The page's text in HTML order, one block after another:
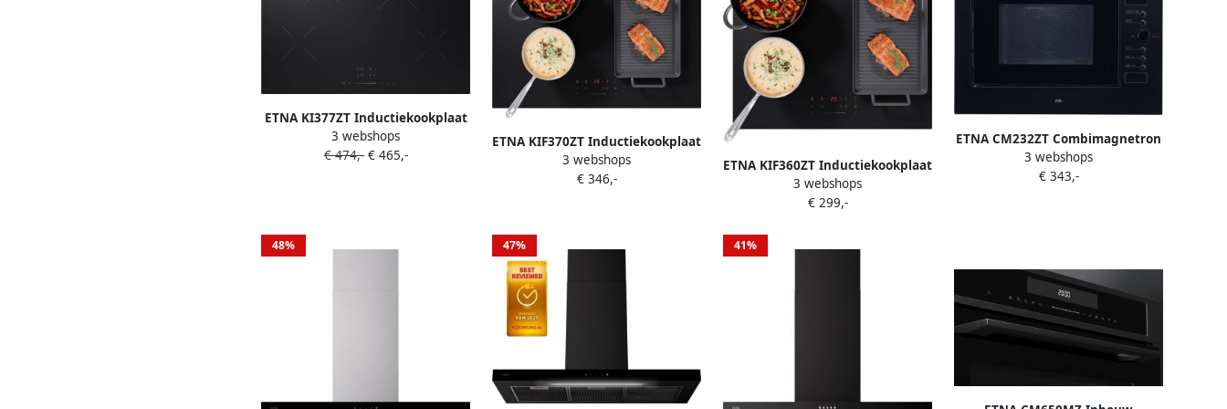
ETNA KI377ZT Inductiekookplaat
(77 cm) 4 kookzones
Sliderbediening Keramisch glas
3 webshops
€ 474,-€ 465,-
ETNA KIF370ZT Inductiekookplaat
(70 cm) Koppelbare flexzones 4
kookzones Boostfunctie Centrale
3 webshops
€ 346,-
ETNA KIF360ZT Inductiekookplaat
(60 cm) Koppelbare flexzones 4
kookzones Centrale slider
3 webshops
€ 299,-
ETNA CM232ZT Combimagnetron
45cm Matzwart Draaideur
magnetron Inhoud 32 liter Turbo-
3 webshops
€ 343,-
48% 47% 41%